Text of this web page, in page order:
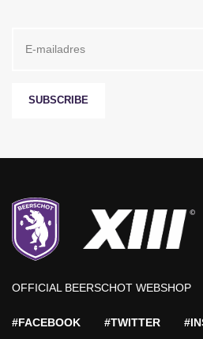
SUBSCRIBE
OFFICIAL BEERSCHOT WEBSHOP
#FACEBOOK #TWITTER